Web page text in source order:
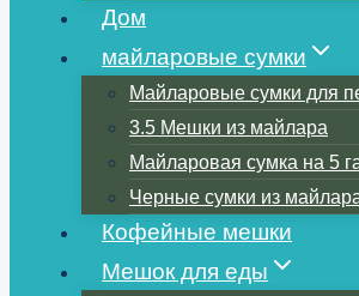
Дом
майларовые сумки
Майларовые сумки для
3.5 Мешки из майлара
Майларовая сумка на 5
Черные сумки из
Кофейные мешки
Мешок для еды